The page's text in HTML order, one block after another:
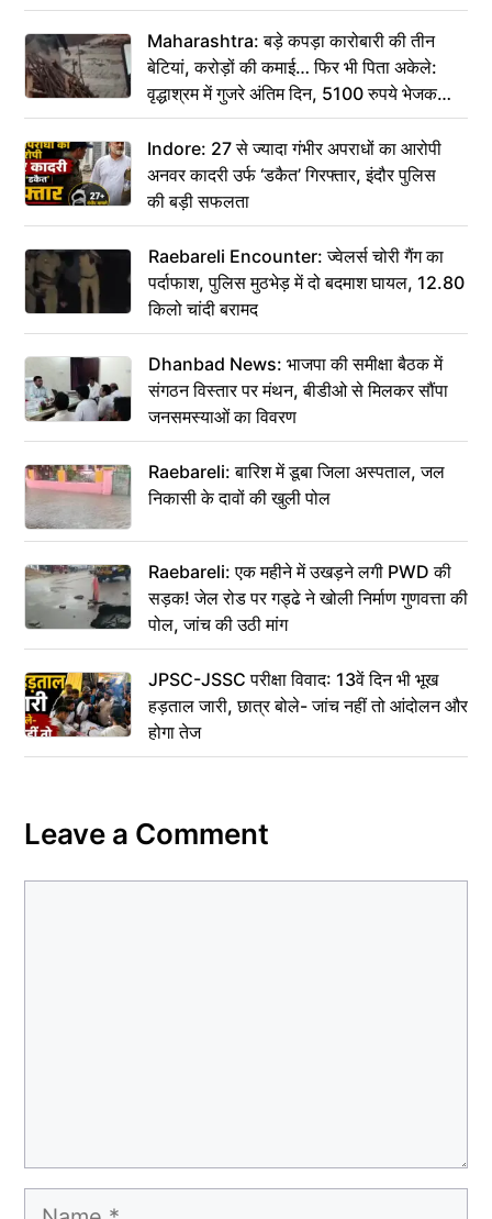
Maharashtra: बड़े कपड़ा कारोबारी की तीन
बेटियां, करोड़ों की कमाई… फिर भी पिता अकेले:
वृद्धाश्रम में गुजरे अंतिम दिन, 5100 रुपये भेजकर
कहा– अंतिम संस्कार कर दीजिए हम नहीं आ पाएंगे
Indore: 27 से ज्यादा गंभीर अपराधों का आरोपी
अनवर कादरी उर्फ ‘डकैत’ गिरफ्तार, इंदौर पुलिस
की बड़ी सफलता
Raebareli Encounter: ज्वेलर्स चोरी गैंग का
पर्दाफाश, पुलिस मुठभेड़ में दो बदमाश घायल, 12.80
किलो चांदी बरामद
Dhanbad News: भाजपा की समीक्षा बैठक में
संगठन विस्तार पर मंथन, बीडीओ से मिलकर सौंपा
जनसमस्याओं का विवरण
Raebareli: बारिश में डूबा जिला अस्पताल, जल
निकासी के दावों की खुली पोल
Raebareli: एक महीने में उखड़ने लगी PWD की
सड़क! जेल रोड पर गड्ढे ने खोली निर्माण गुणवत्ता की
पोल, जांच की उठी मांग
JPSC-JSSC परीक्षा विवाद: 13वें दिन भी भूख
हड़ताल जारी, छात्र बोले- जांच नहीं तो आंदोलन और
होगा तेज
Leave a Comment
Name